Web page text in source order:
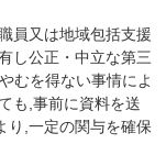
員又は地域包括支援
し公正・中立な第三
むを得ない事情によ
も,事前に資料を送
り,一定の関与を確保